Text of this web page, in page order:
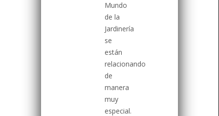
Mundo
de la
Jardinería
se
están
relacionando
de
manera
muy
especial.